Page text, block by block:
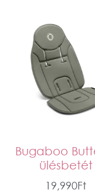
Bugaboo
ülésbetét
19,990Ft